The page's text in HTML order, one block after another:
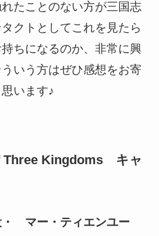
たことのない方が三国志
クトとしてこれを見たら
ちになるのか、非常に興
いう方はぜひ感想をお寄
います♪
Three Kingdoms キャ
・ マー・ティエンユー